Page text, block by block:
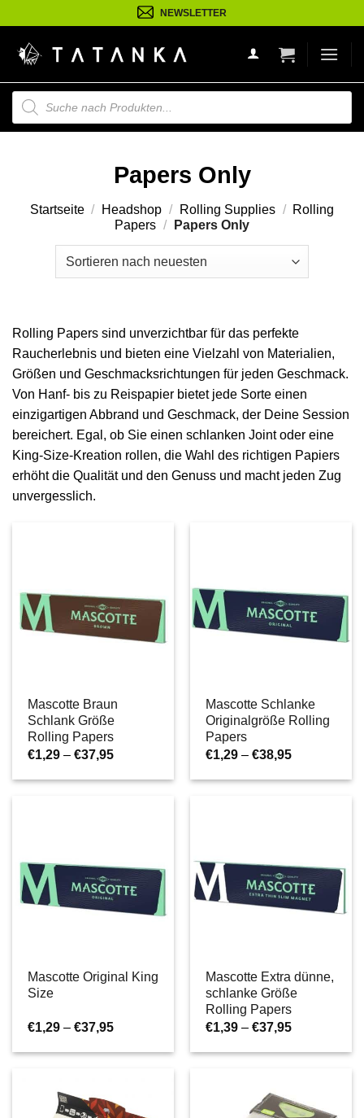
Inhalt
springen
NEWSLETTER
Suche
nach
Produkten
Papers Only
Startseite / Headshop / Rolling Supplies /
Rolling
Papers / Papers Only
Rolling Papers sind unverzichtbar für das perfekte
Raucherlebnis und bieten eine Vielzahl von Materialien,
Größen und Geschmacksrichtungen für jeden Geschmack.
Von Hanf- bis zu Reispapier bietet jede Sorte einen
einzigartigen Abbrand und Geschmack, der Deine Session
bereichert. Egal, ob Sie einen schlanken Joint oder eine
King-Size-Kreation rollen, die Wahl des richtigen Papiers
erhöht die Qualität und den Genuss und macht jeden Zug
unvergesslich.
Mascotte Braun
Schlank Größe
Rolling Papers
€1,29 – €37,95Preisspanne:
bis
Mascotte Schlanke
Originalgröße Rolling
Papers
€1,29 – €38,95
bis
Mascotte Original King
Size
€1,29 – €37,95Preisspanne:
bis
Mascotte Extra dünne,
schlanke Größe
Rolling Papers
€1,39 – €37,95
bis